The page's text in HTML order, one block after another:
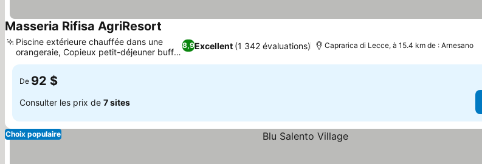
Masseria Rifisa AgriResort
8,9Excellent (1 342 évaluations)
Piscine extérieure chauffée dans une
orangeraie, Copieux petit-déjeuner buffet
fait maison
Caprarica di Lecce, à 15.4 km de : Arnesano
De 92 $
Consulter les prix de 7 sites
Choix populaire